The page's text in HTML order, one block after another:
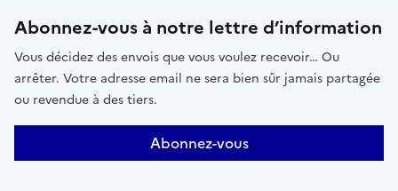
Abonnez-vous à notre lettre d’information
Vous décidez des envois que vous voulez recevoir… Ou
arrêter. Votre adresse email ne sera bien sûr jamais partagée
ou revendue à des tiers.
Abonnez-vous